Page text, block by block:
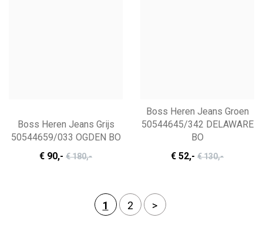
Boss Heren Jeans Grijs
50544659/033 OGDEN BO
€ 90,- € 180,-
Boss Heren Jeans Groen
50544645/342 DELAWARE
BO
€ 52,- € 130,-
1 2 >